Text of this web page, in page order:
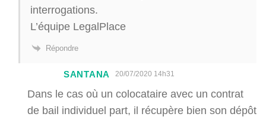
interrogations.
L’équipe LegalPlace
Répondre
SANTANA 20/07/2020 14h31
Dans le cas où un colocataire avec un contrat
de bail individuel part, il récupère bien son dépôt